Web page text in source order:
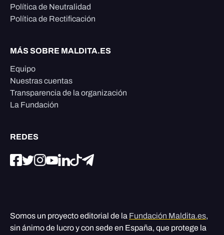
Política de Neutralidad
Política de Rectificación
MÁS SOBRE MALDITA.ES
Equipo
Nuestras cuentas
Transparencia de la organización
La Fundación
REDES
Somos un proyecto editorial de la Fundación Maldita.es,
sin ánimo de lucro y con sede en España, que protege la